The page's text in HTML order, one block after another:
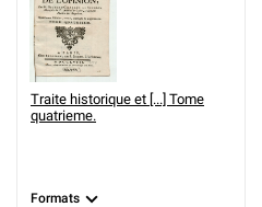
Traite historique et [...] Tome
quatrieme.
Formats